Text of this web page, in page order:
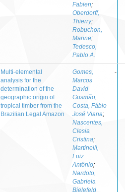
Fabien;
Oberdorff,
Thierry;
Robuchon,
Marine;
Tedesco,
Pablo A.
Multi-elemental
analysis for the
determination of the
geographic origin of
tropical timber from the
Brazilian Legal Amazon
Gomes,
Marcos
David
Gusmão;
Costa, Fábio
José Viana;
Nascentes,
Clesia
Cristina;
Martinelli,
Luiz
Antônio;
Nardoto,
Gabriela
Bielefeld
-